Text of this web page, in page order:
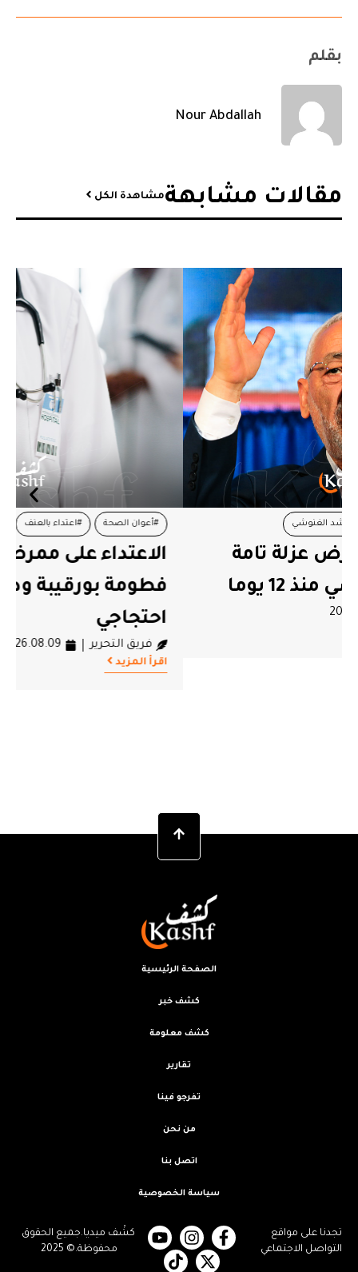
بقلم
Nour Abdallah
مقالات مشابهة​مشاهدة الكل
#أعوان الصحة #تحرك إحتجاجي
#مستشفى فطومة بورقيبة بالمنستير
الاعتداء على ممرض في مستشفى
فطومة بورقيبة ودعوة إلى تحرك
2026.08.09
تجدنا على مواقع
التواصل الاجتماعي
كشْف ميديا.جميع الحقوق
محفوظة.© 2025
الصفحة الرئيسية
كشف خبر
كشف معلومة
تقارير
تفرجو فينا
من نحن
اتصل بنا
سياسة الخصوصية